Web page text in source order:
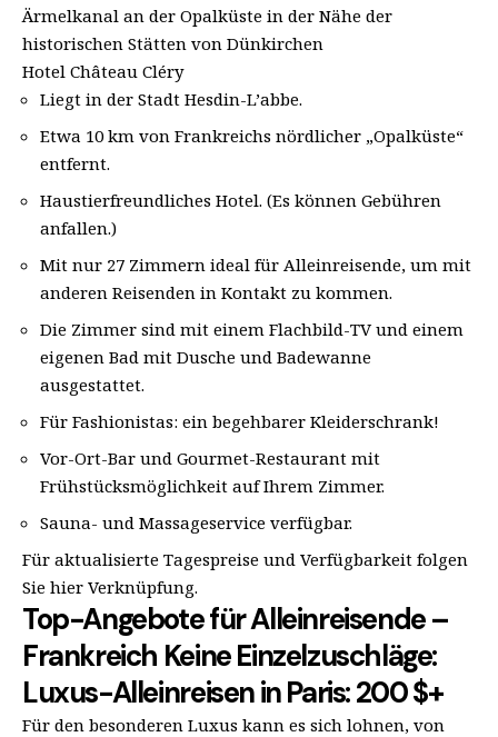
Ärmelkanal an der Opalküste in der Nähe der
historischen Stätten von Dünkirchen
Hotel Château Cléry
Liegt in der Stadt Hesdin-L’abbe.
Etwa 10 km von Frankreichs nördlicher „Opalküste“
entfernt.
Haustierfreundliches Hotel. (Es können Gebühren
anfallen.)
Mit nur 27 Zimmern ideal für Alleinreisende, um mit
anderen Reisenden in Kontakt zu kommen.
Die Zimmer sind mit einem Flachbild-TV und einem
eigenen Bad mit Dusche und Badewanne
ausgestattet.
Für Fashionistas: ein begehbarer Kleiderschrank!
Vor-Ort-Bar und Gourmet-Restaurant mit
Frühstücksmöglichkeit auf Ihrem Zimmer.
Sauna- und Massageservice verfügbar.
Für aktualisierte Tagespreise und Verfügbarkeit folgen
Sie hier Verknüpfung.
Top-Angebote für Alleinreisende –
Frankreich Keine Einzelzuschläge:
Luxus-Alleinreisen in Paris: 200 $+
Für den besonderen Luxus kann es sich lohnen, von